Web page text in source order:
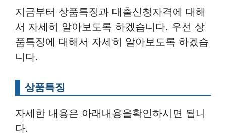
지금부터 상품특징과 대출신청자격에 대해
서 자세히 알아보도록 하겠습니다. 우선 상
품특징에 대해서 자세히 알아보도록 하겠습
니다.
상품특징
자세한 내용은 아래내용을확인하시면 됩니
다.